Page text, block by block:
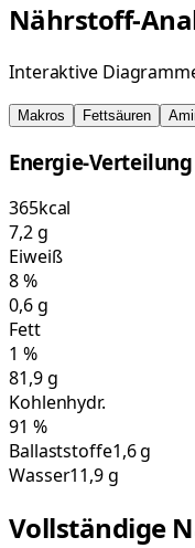
Nährstoff-
Interaktive
Makros Fettsäuren
Energie-Verteilung
365kcal
7,2g
Eiweiß
8%
0,6g
Fett
1 %
81,9g
Kohlenhydr.
91 %
Ballaststoffe1,6 g
Wasser11,9 g
Vollständige